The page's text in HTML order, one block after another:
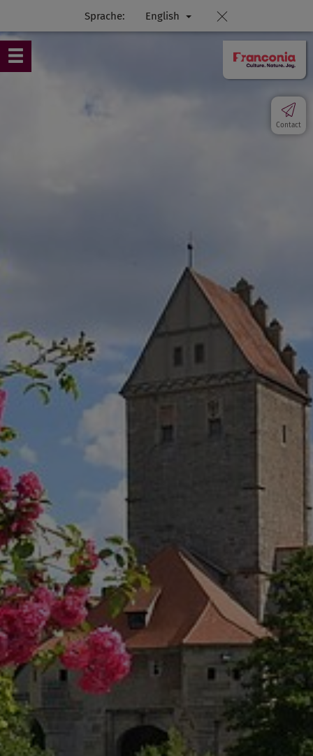
Sprache: English
Contact